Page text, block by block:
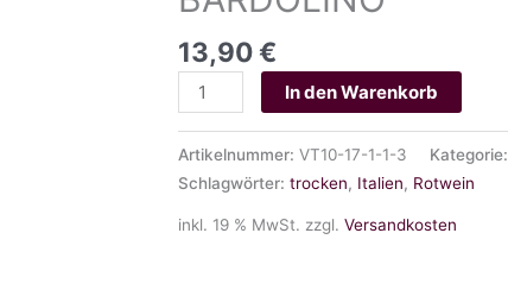
13,90€
TENUTA
LA
BARDOLINO
Menge
In den Warenkorb
Artikelnummer:VT10-17-1-1-3 Kategorie:
Schlagwörter:trocken, Italien, Rotwein
inkl. 19 % MwSt. zzgl.Versandkosten